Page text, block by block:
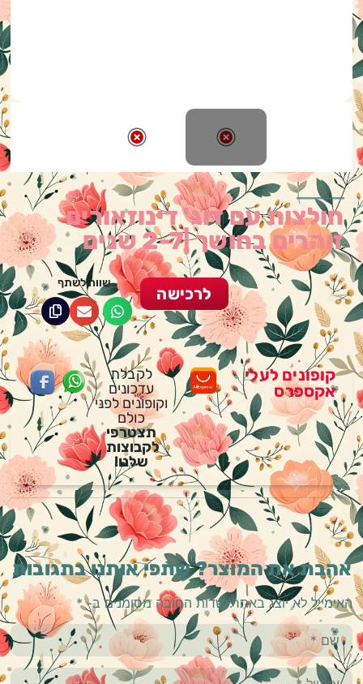
חולצות עם דוג' דינוזאורים
זוהרים בחושך |2-7 שנים
שווה לשתף
לרכישה
לקבלת
עדכונים
וקופונים לפני
כולם
תצטרפי
לקבוצות
שלנו!
קופונים לעלי
אקספרס
אהבת את המוצר? שתפי אותנו בתגובות
האימייל לא יוצג באתר. שדות החובה מסומנים ב-*